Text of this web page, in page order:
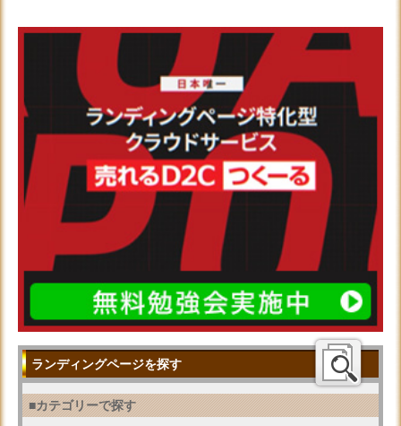
ランディングページを探す
■カテゴリーで探す